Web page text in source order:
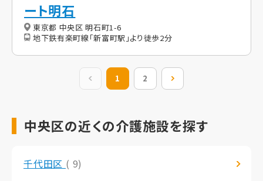
ート明石
東京都 中央区 明石町1-6
地下鉄有楽町線「新富町駅」より徒歩2分
前の20件
1 2
中央区の近くの介護施設を探す
千代田区 ( 9)